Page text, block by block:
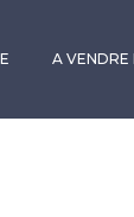
A VENDRE